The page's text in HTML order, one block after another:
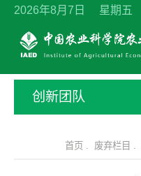
2026年8月7日 星期五
创新团队
首页 . 废弃栏目 .